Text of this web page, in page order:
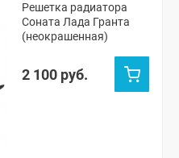
Решетка радиатора
Соната Лада Гранта
(неокрашенная)
2 100 руб.